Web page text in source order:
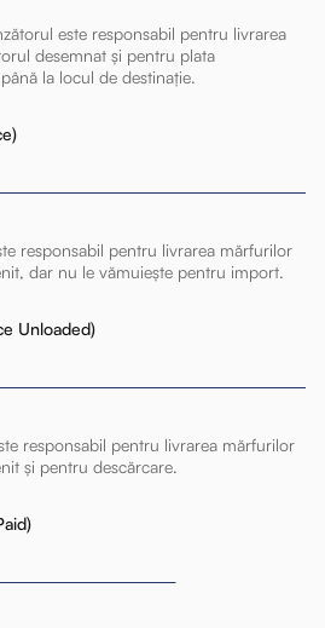
este responsabil pentru livrarea
desemnat și pentru plata
la locul de destinație.
responsabil pentru livrarea mărfurilor
dar nu le vămuiește pentru import.
Unloaded)
responsabil pentru livrarea mărfurilor
și pentru descărcare.